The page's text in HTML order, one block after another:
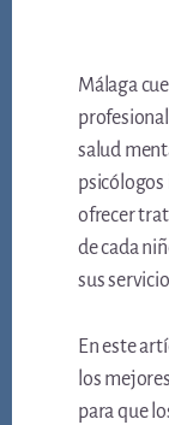
Málaga
salud
psicólogos
ofrecer
de cada
sus
En este
los
para que